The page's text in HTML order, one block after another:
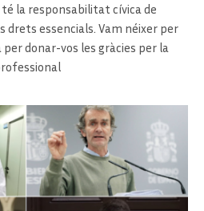
la responsabilitat cívica de
drets essencials. Vam néixer per
donar-vos les gràcies per la